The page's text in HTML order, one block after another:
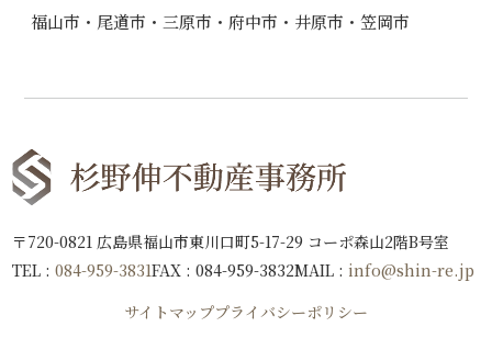
福山市
尾道市 三原市 府中市 井原市 笠岡市
〒720-0821 広島県福山市東川口町5-17-29 コーポ森山2階B号室
TEL :084-959-3831FAX : 084-959-3832MAIL : info@shin-re.jp
サイトマッププライバシーポリシー